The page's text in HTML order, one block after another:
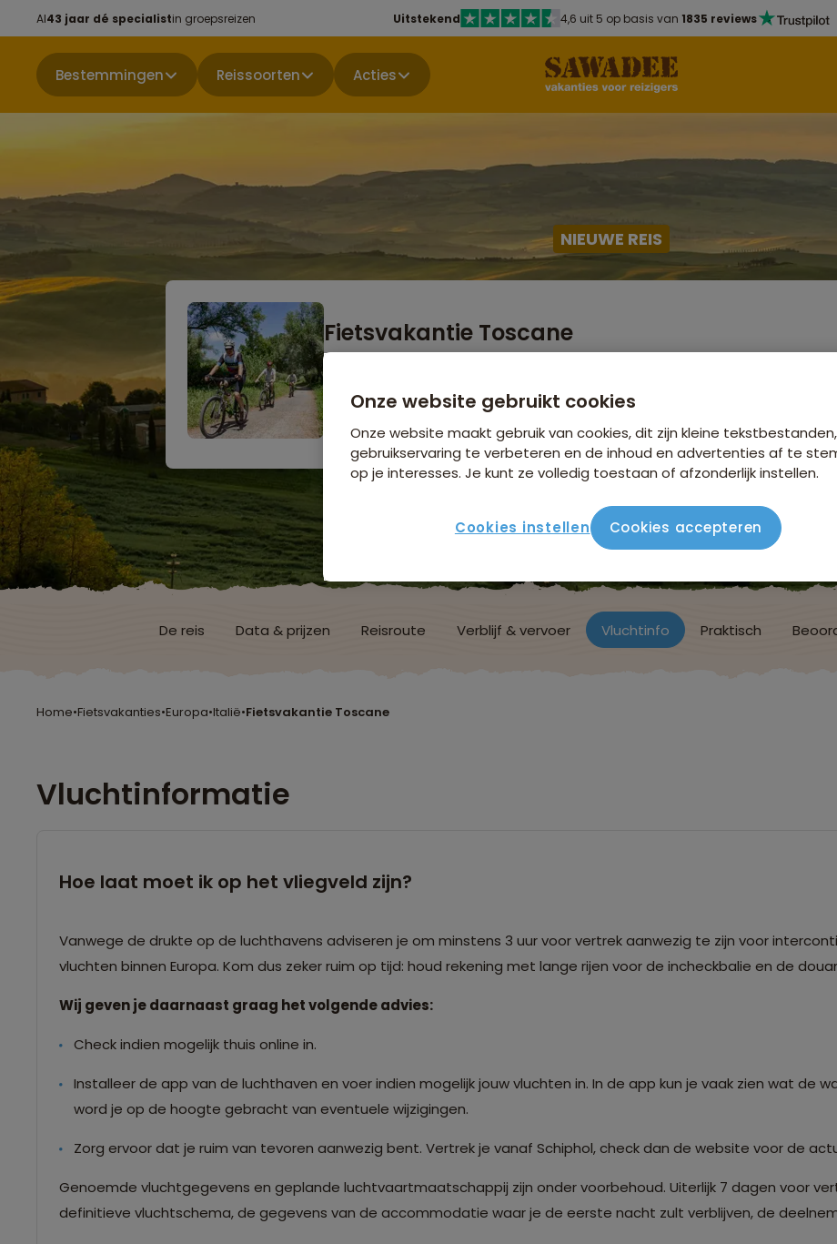
Al43 jaar dé specialistin groepsreizen Uitstekend 4,6 uit 5 op basis van 1835 reviews
Bestemmingen Reissoorten Acties
NIEUWE REIS
Fietsvakantie Toscane
De reis Data & prijzen Reisroute Verblijf & vervoer Vluchtinfo Praktisch
Home•Fietsvakanties•Europa•Italië•Fietsvakantie Toscane
Vluchtinformatie
Hoe laat moet ik op het vliegveld zijn?
Vanwege de drukte op de luchthavens adviseren je om minstens 3 uur voor vertrek aanwezig te zijn voor
vluchten binnen Europa. Kom dus zeker ruim op tijd: houd rekening met lange rijen voor de incheckbalie en de
Wij geven je daarnaast graag het volgende advies:
Check indien mogelijk thuis online in.
Installeer de app van de luchthaven en voer indien mogelijk jouw vluchten in. In de app kun je vaak zien wat de
word je op de hoogte gebracht van eventuele wijzigingen.
Zorg ervoor dat je ruim van tevoren aanwezig bent. Vertrek je vanaf Schiphol, check dan de website voor de
Genoemde vluchtgegevens en geplande luchtvaartmaatschappij zijn onder voorbehoud. Uiterlijk 7 dagen voor
definitieve vluchtschema, de gegevens van de accommodatie waar je de eerste nacht zult verblijven, de
Onze website gebruikt cookies
Onze website maakt gebruik van cookies, dit zijn kleine
gebruikservaring te verbeteren en de inhoud en advertenties af te
op je interesses. Je kunt ze volledig toestaan of afzonderlijk instellen.
Cookies instellen Cookies accepteren